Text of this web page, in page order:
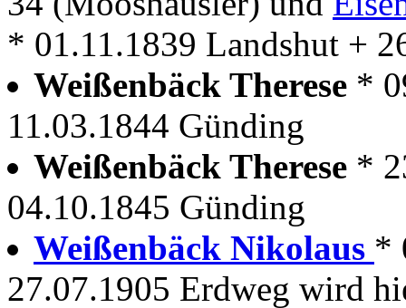
* 01.11.1839 Landshut +
Weißenbäck Therese *
11.03.1844 Günding
Weißenbäck Therese *
04.10.1845 Günding
Weißenbäck Nikolaus *
27.07.1905 Erdweg wird